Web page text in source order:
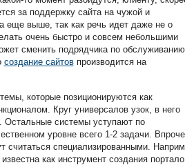
за поддержку сайта на чужой и
еще выше, так как речь идет даже не о
очень быстро и совсем небольшими
сменить подрядчика по обслуживанию
создание сайтовпроизводится на
которые позиционируются как
Круг универсалов узок, в него
Остальные системы уступают по
уровне всего 1-2 задачи.
считаться специализированными.
как инструмент создания